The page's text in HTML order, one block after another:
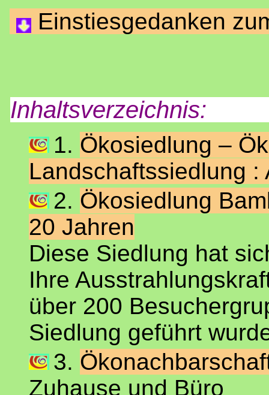
Einstiesgedanken
Inhaltsverzeichnis:
1. Ökosiedlung –
Landschaftssiedlung :
2. Ökosiedlung
20 Jahren
Diese Siedlung hat
Ihre
über 200
Siedlung geführt
3.
Zuhause und Büro